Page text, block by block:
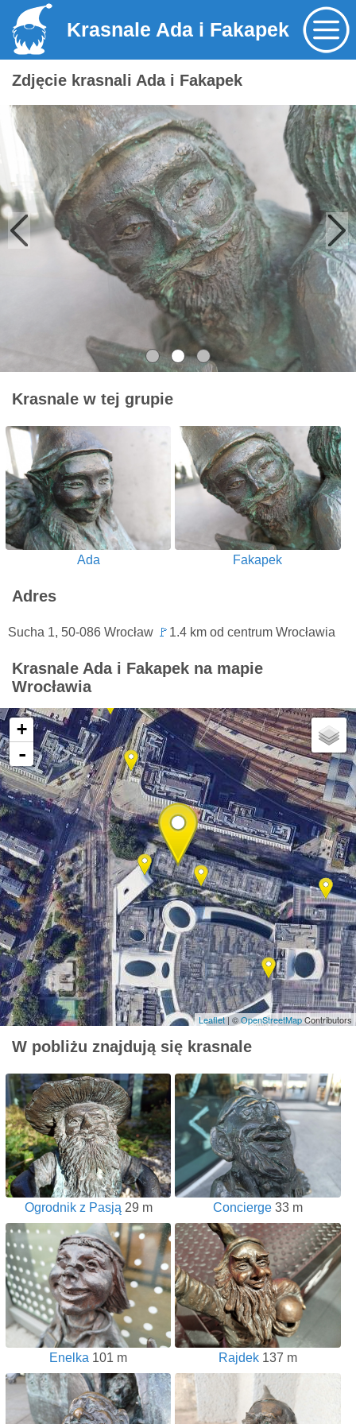
Krasnale Ada i Fakapek
Zdjęcie krasnali Ada i Fakapek
Krasnale w tej grupie
Ada Fakapek
Adres
Sucha 1, 50-086 Wrocław 🚩 1.4 km od centrum Wrocławia
Krasnale Ada i Fakapek na mapie
Wrocławia
+
-
Leaflet| ©OpenStreetMapContributors
W pobliżu znajdują się krasnale
Ogrodnik z Pasją 29 m Concierge33 m
Enelka 101 m Rajdek137 m